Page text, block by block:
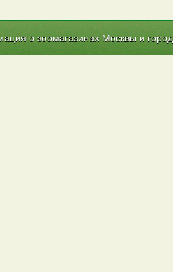
о зоомагазинах Москвы и